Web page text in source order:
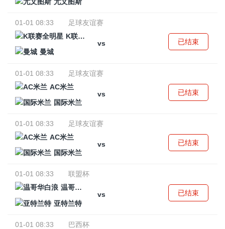
01-01 08:33
足球友谊赛
K联赛全明星
vs
曼城
已结束
01-01 08:33
足球友谊赛
AC米兰
vs
国际米兰
已结束
01-01 08:33
足球友谊赛
AC米兰
vs
国际米兰
已结束
01-01 08:33
联盟杯
温哥华白浪
vs
亚特兰特
已结束
01-01 08:33
巴西杯